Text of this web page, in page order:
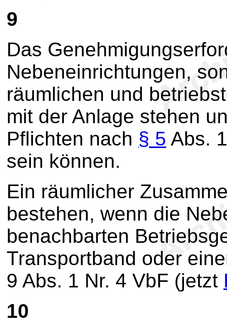
9
Das
Nebeneinrichtungen,
räumlichen und
mit der Anlage stehen
Pflichten nach § 5 Abs.
sein können.
Ein räumlicher
bestehen, wenn die
benachbarten
Transportband oder
9 Abs. 1 Nr. 4 VbF (jetzt
10